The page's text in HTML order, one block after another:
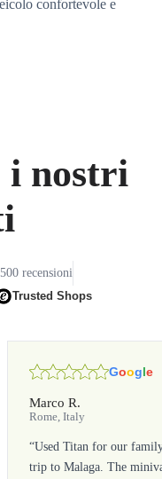
confortevole e
i nostri
recensioni
Trusted Shops
Google
Marco R.
Rome, Italy
“Used Titan for our
trip to Malaga. The